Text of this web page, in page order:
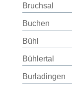
Bruchsal
Buchen
Bühl
Bühlertal
Burladingen